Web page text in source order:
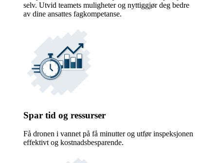
selv. Utvid teamets muligheter og nyttiggjør deg bedre
av dine ansattes fagkompetanse.
Spar tid og ressurser
Få dronen i vannet på få minutter og utfør inspeksjonen
effektivt og kostnadsbesparende.